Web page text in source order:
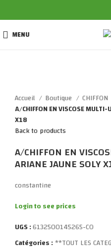
MENU
Accueil
Boutique
CHIFFON
A/CHIFFON EN VISCOSE
X18
Back to products
A/CHIFFON EN
ARIANE JAUNE SOLY
constantine
Login to see prices
UGS :6132500145265-CO
Catégories :**TOUT LES